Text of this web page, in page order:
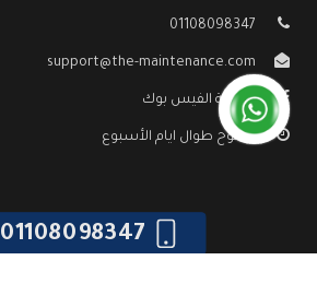
01108098347
support@the-maintenance.com
صفحة الفيس بوك
مفتوح طوال ايام الأسبوع
01108098347